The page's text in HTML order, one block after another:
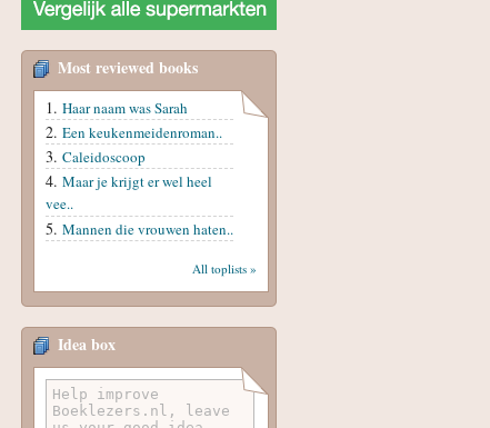
Most reviewed books
Haar naam was Sarah
Een keukenmeidenroman..
Caleidoscoop
Maar je krijgt er wel heel
vee..
Mannen die vrouwen haten..
All toplists »
Idea box